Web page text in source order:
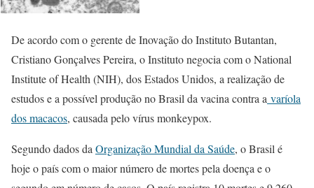
De acordo com o gerente de Inovação do Instituto Butantan,
Cristiano Gonçalves Pereira, o Instituto negocia com o National
Institute of Health (NIH), dos Estados Unidos, a realização de
estudos e a possível produção no Brasil da vacina contra a varíola
dos macacos, causada pelo vírus monkeypox.
Segundo dados da Organização Mundial da Saúde, o Brasil é
hoje o país com o maior número de mortes pela doença e o